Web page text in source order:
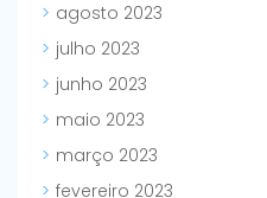
agosto 2023
julho 2023
junho 2023
maio 2023
março 2023
fevereiro 2023